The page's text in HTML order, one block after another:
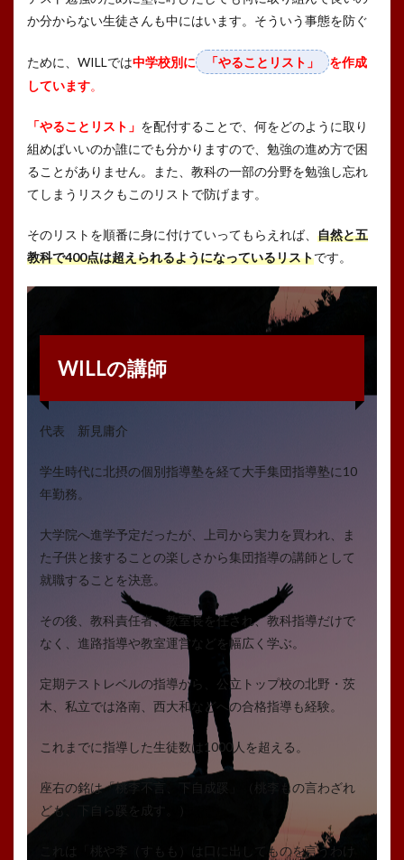
か分からない生徒さんも中にはいます。そういう事態を防ぐ
ために、WILLでは中学校別に 「やることリスト」
を作成
しています。
「やることリスト」 を配付することで、何をどのように取り
組めばいいのか誰にでも分かりますので、勉強の進め方で困
ることがありません。また、教科の一部の分野を勉強し忘れ
てしまうリスクもこのリストで防げます。
そのリストを順番に身に付けていってもらえれば、 自然と五
教科で400点は超えられるようになっているリストです。
WILLの講師
代表 新見庸介
学生時代に北摂の個別指導塾を経て大手集団指導塾に10
年勤務。
大学院へ進学予定だったが、上司から実力を買われ、ま
た子供と接することの楽しさから集団指導の講師として
就職することを決意。
その後、教科責任者、教室長を任され、教科指導だけで
なく、進路指導や教室運営などを幅広く学ぶ。
定期テストレベルの指導から、公立トップ校の北野・茨
木、私立では洛南、西大和などへの合格指導も経験。
これまでに指導した生徒数は1000人を超える。
座右の銘は「桃李不言、下自成蹊」（桃李もの言わざれ
ども、下自ら蹊を成す。）
これは「桃や李（すもも）は口に出してものを言うわけ